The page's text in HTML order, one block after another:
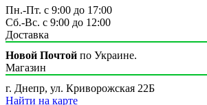
Пн.-Пт. с 9:00 до 17:00
Сб.-Вс. с 9:00 до 12:00
Доставка
Новой Почтой по Украине.
Магазин
г. Днепр, ул. Криворожская 22Б
Найти на карте